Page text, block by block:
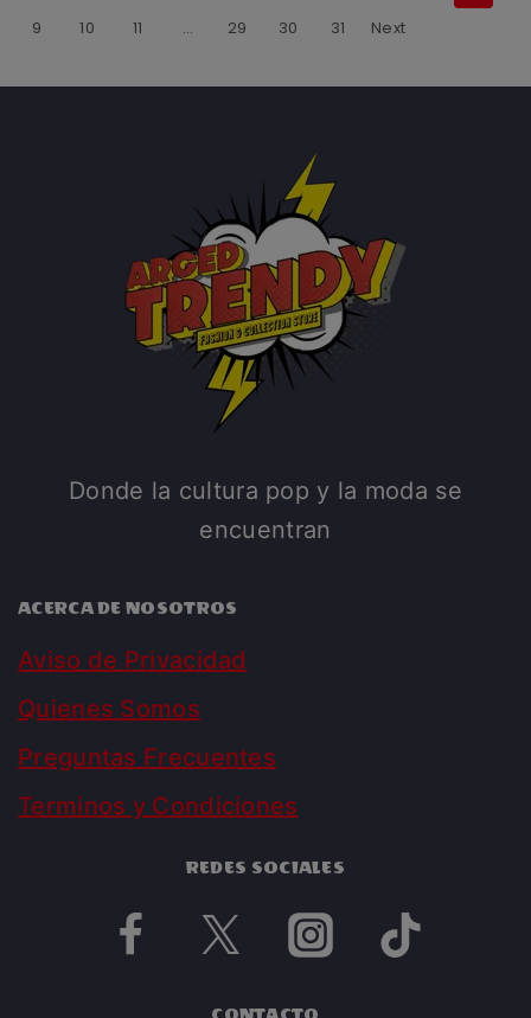
9
10 11 … 29 30 31 Next
Donde la cultura pop y la moda se
encuentran
ACERCA DE NOSOTROS
Aviso de Privacidad
Quienes Somos
Preguntas Frecuentes
Terminos y Condiciones
REDES SOCIALES